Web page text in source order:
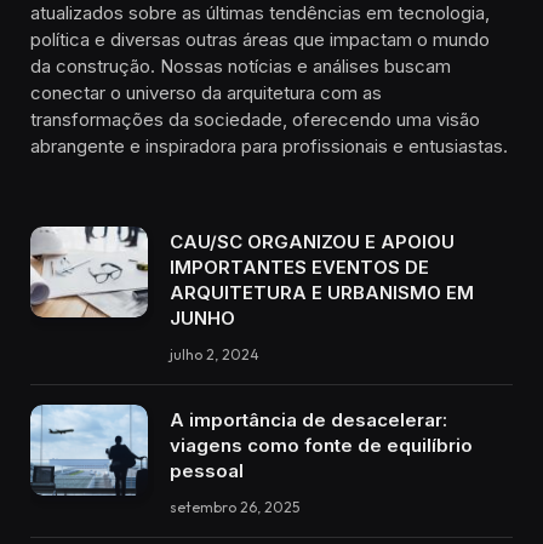
atualizados sobre as últimas tendências em tecnologia,
política e diversas outras áreas que impactam o mundo
da construção. Nossas notícias e análises buscam
conectar o universo da arquitetura com as
transformações da sociedade, oferecendo uma visão
abrangente e inspiradora para profissionais e entusiastas.
CAU/SC ORGANIZOU E APOIOU
IMPORTANTES EVENTOS DE
ARQUITETURA E URBANISMO EM
JUNHO
julho 2, 2024
A importância de desacelerar:
viagens como fonte de equilíbrio
pessoal
setembro 26, 2025